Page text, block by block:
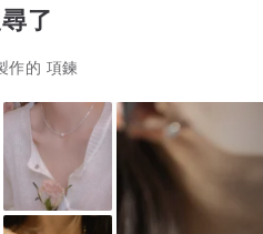
了
作的 項鍊